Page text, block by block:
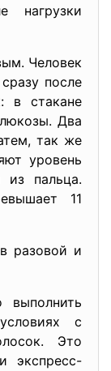
нагрузки
Человек
после
в стакане
Два
так же
уровень
из пальца.
11
разовой и
с
Это
экспресс-